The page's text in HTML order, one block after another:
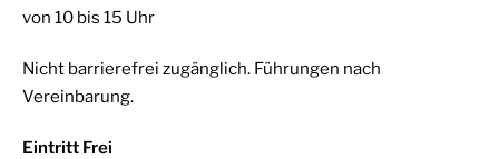
von 10 bis 15 Uhr
Nicht barrierefrei zugänglich. Führungen nach
Vereinbarung.
Eintritt Frei